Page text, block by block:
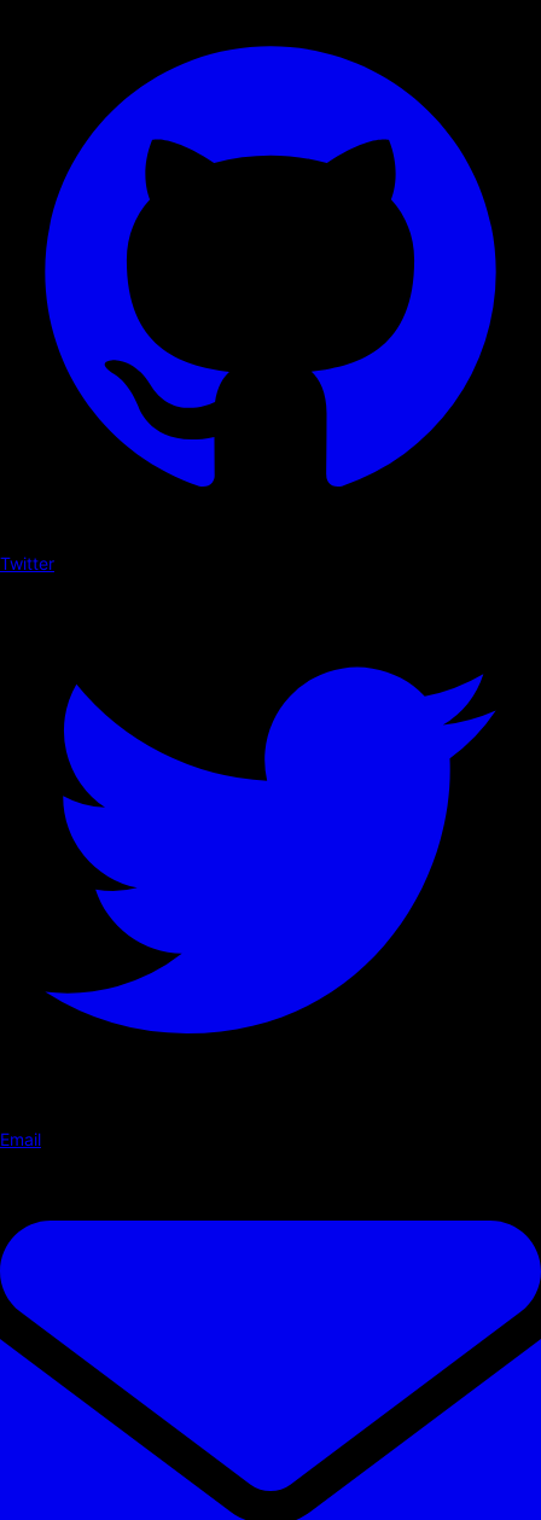
Twitter
Email